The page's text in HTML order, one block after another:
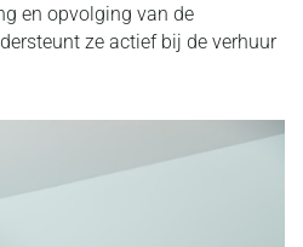
en opvolging van de
ze actief bij de verhuur